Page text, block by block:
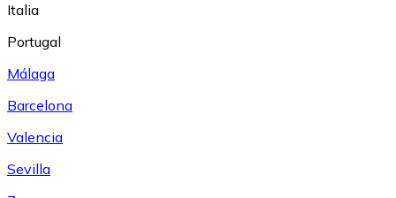
Italia
Portugal
Málaga
Barcelona
Valencia
Sevilla